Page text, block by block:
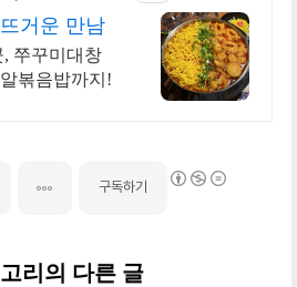
거운 만남
쭈꾸미대창
볶음밥까지!
구독하기
리의 다른 글